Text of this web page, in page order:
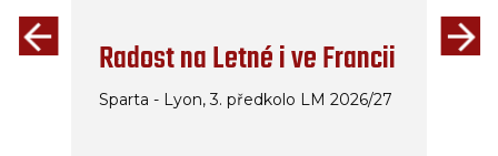
Radost na Letné i ve Francii
Sparta - Lyon, 3. předkolo LM 2026/27